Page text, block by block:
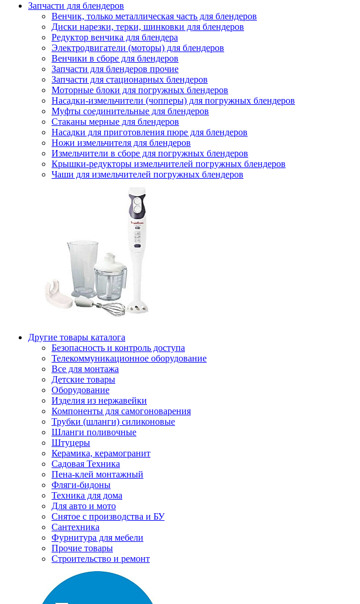
Запчасти для блендеров
Венчик, только металлическая часть для блендеров
Диски нарезки, терки, шинковки для блендеров
Редуктор венчика для блендера
Электродвигатели (моторы) для блендеров
Венчики в сборе для блендеров
Запчасти для блендеров прочие
Запчасти для стационарных блендеров
Моторные блоки для погружных блендеров
Насадки-измельчители (чопперы) для погружных блендеров
Муфты соединительные для блендеров
Стаканы мерные для блендеров
Насадки для приготовления пюре для блендеров
Ножи измельчителя для блендеров
Измельчители в сборе для погружных блендеров
Крышки-редукторы измельчителей погружных блендеров
Чаши для измельчителей погружных блендеров
Другие товары каталога
Безопасность и контроль доступа
Телекоммуникационное оборудование
Все для монтажа
Детские товары
Оборудование
Изделия из нержавейки
Компоненты для самогоноварения
Трубки (шланги) силиконовые
Шланги поливочные
Штуцеры
Керамика, керамогранит
Садовая Техника
Пена-клей монтажный
Фляги-бидоны
Техника для дома
Для авто и мото
Снятое с производства и БУ
Сантехника
Фурнитура для мебели
Прочие товары
Строительство и ремонт